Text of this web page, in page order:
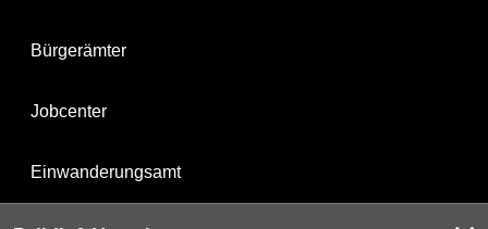
Bürgerämter
Jobcenter
Einwanderungsamt